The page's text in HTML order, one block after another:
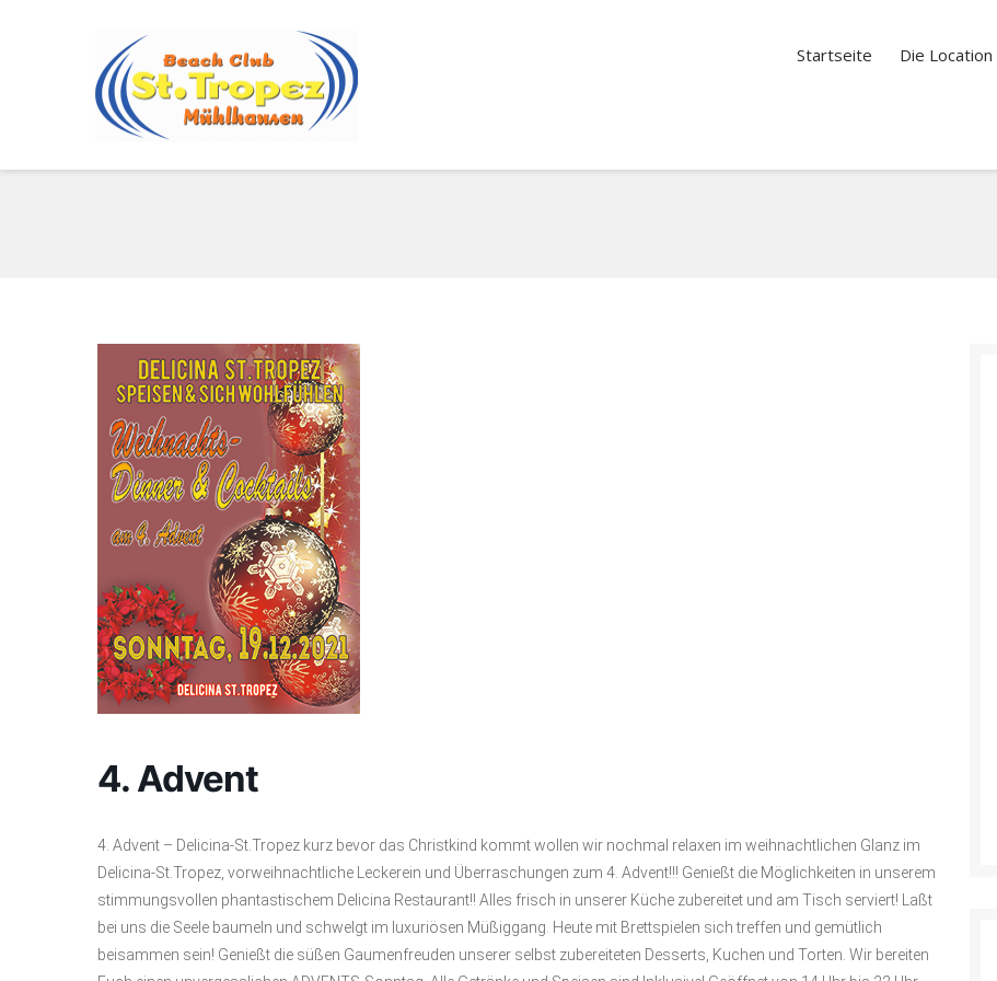
Startseite Die Location
4. Advent
4. Advent – Delicina-St.Tropez kurz bevor das Christkind kommt wollen wir nochmal relaxen im weihnachtlichen Glanz im
Delicina-St.Tropez, vorweihnachtliche Leckerein und Überraschungen zum 4. Advent!!! Genießt die Möglichkeiten in unserem
stimmungsvollen phantastischem Delicina Restaurant!! Alles frisch in unserer Küche zubereitet und am Tisch serviert! Laßt
bei uns die Seele baumeln und schwelgt im luxuriösen Müßiggang. Heute mit Brettspielen sich treffen und gemütlich
beisammen sein! Genießt die süßen Gaumenfreuden unserer selbst zubereiteten Desserts, Kuchen und Torten. Wir bereiten